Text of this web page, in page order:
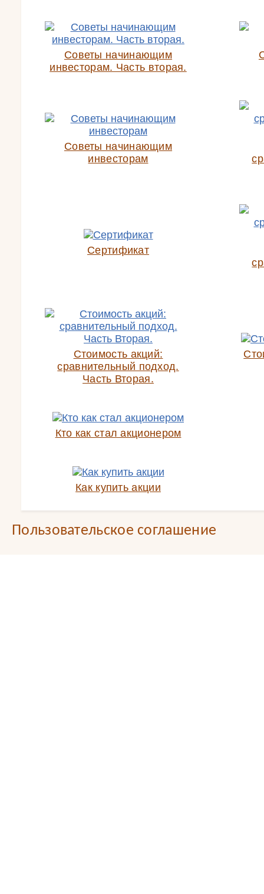
Советы начинающим
инвесторам. Часть вторая.
Советы начинающим
инвесторам
Сертификат
Стоимость акций:
сравнительный подход.
Часть Вторая.
Кто как стал акционером
Как купить акции
Пользовательское соглашение